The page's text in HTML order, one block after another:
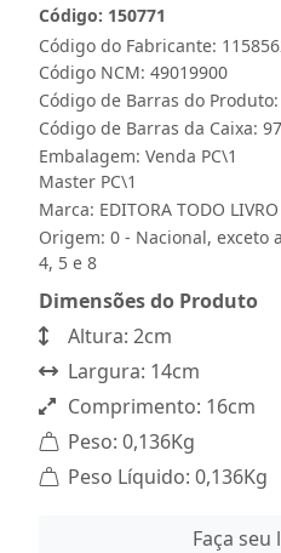
Código do Fabricante:
Código: 150771
Código NCM: 49019900
Código de Barras do
Código de Barras da Caixa:
Embalagem: Venda PC\1
Master PC\1
Marca: EDITORA TODO LIVRO
Origem: 0 - Nacional, exceto
4, 5 e 8
Dimensões do Produto
Altura: 2cm
Largura: 14cm
Comprimento: 16cm
Peso: 0,136Kg
Peso Líquido: 0,136Kg
Faça